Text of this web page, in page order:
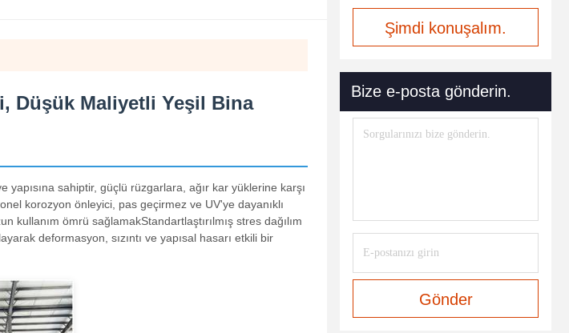
Düşük Maliyetli Yeşil Bina
sahiptir, güçlü rüzgarlara, ağır kar yüklerine karşı
korozyon önleyici, pas geçirmez ve UV'ye dayanıklı
ömrü sağlamakStandartlaştırılmış stres dağılım
deformasyon, sızıntı ve yapısal hasarı etkili bir
Şimdi konuşalım.
Bize e-posta gönderin.
Gönder